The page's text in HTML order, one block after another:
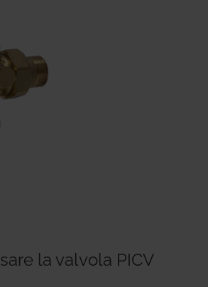
la valvola PICV